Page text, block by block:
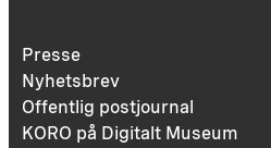
Presse
Nyhetsbrev
Offentlig postjournal
KORO på Digitalt Museum